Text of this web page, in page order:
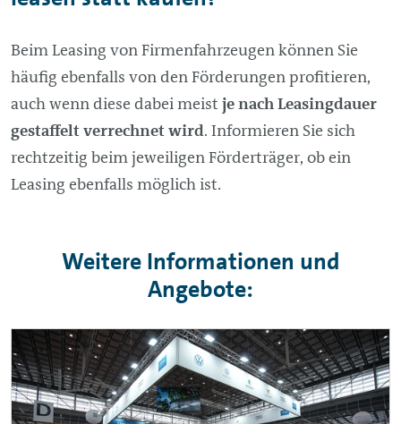
Beim Leasing von Firmenfahrzeugen können Sie
häufig ebenfalls von den Förderungen profitieren,
auch wenn diese dabei meist je nach Leasingdauer
gestaffelt verrechnet wird. Informieren Sie sich
rechtzeitig beim jeweiligen Förderträger, ob ein
Leasing ebenfalls möglich ist.
Weitere Informationen und
Angebote: